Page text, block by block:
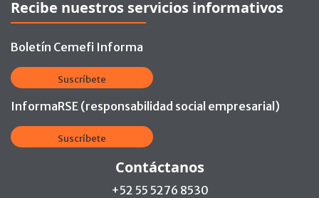
Recibe nuestros servicios informativos
Boletín Cemefi Informa
Suscríbete
InformaRSE (responsabilidad social empresarial)
Suscríbete
Contáctanos
+52 55 5276 8530